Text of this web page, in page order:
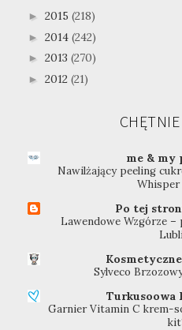
► 2015 (218)
► 2014 (242)
► 2013 (270)
► 2012 (21)
me & my
Nawilżający peeling
Whisper
Po tej
Lawendowe Wzgórze –
Sylveco
Turkusoowa
Garnier Vitamin C krem-